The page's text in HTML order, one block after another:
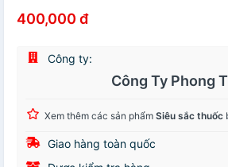
400,000 đ
Công ty:
Công Ty Phong
Xem thêm các sản phẩm Siêu sắc thuốc
Giao hàng toàn quốc